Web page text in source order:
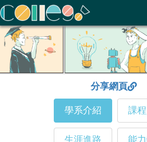
ColleGo! 大學選才與高中育才輔助系統
分享網頁
學系介紹 課
生涯進路 能